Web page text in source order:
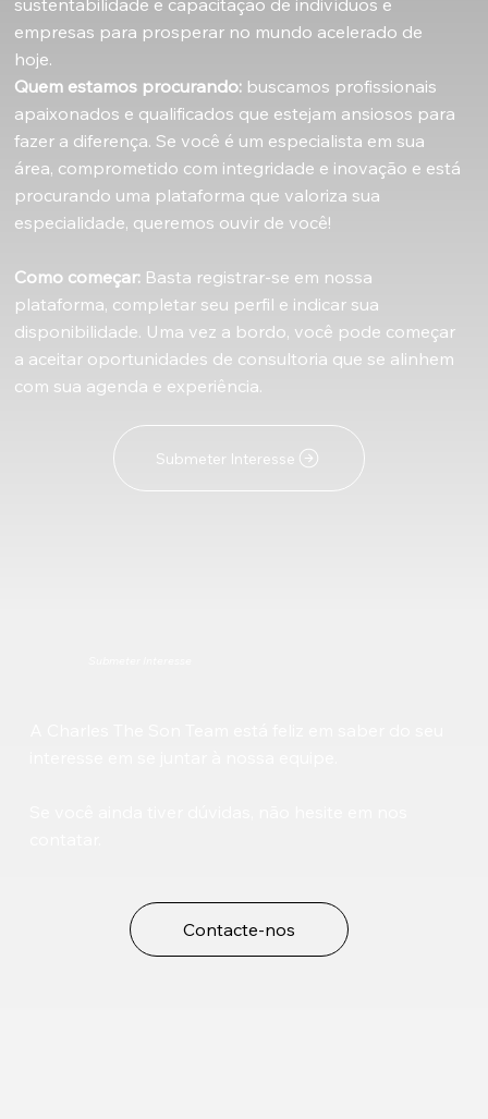
empresas para prosperar no mundo acelerado de
hoje.
Quem estamos procurando:buscamos profissionais
apaixonados e qualificados que estejam ansiosos para
fazer a diferença. Se você é um especialista em sua
área, comprometido com integridade e inovação e está
procurando uma plataforma que valoriza sua
especialidade, queremos ouvir de você!​
Como começar:Basta registrar-se em nossa
plataforma, completar seu perfil e indicar sua
disponibilidade. Uma vez a bordo, você pode começar
a aceitar oportunidades de consultoria que se alinhem
com sua agenda e experiência.
Submeter Interesse
Contacte-nos